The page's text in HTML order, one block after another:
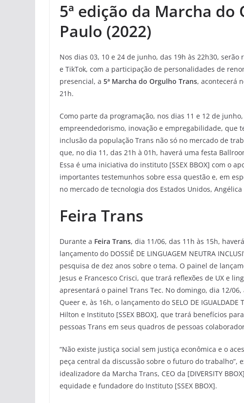
5ª edição da Marcha do
Paulo (2022)
Nos dias 03, 10 e 24 de junho, das 19h às 22h30,
e TikTok, com a participação de personalidades de
presencial, a 5ª Marcha do Orgulho Trans, acontecerá
21h.
Como parte da programação, nos dias 11 e 12 de
empreendedorismo, inovação e empregabilidade, que
inclusão da população Trans não só no mercado de
que, no dia 11, das 21h à 01h, haverá uma festa
Essa é uma iniciativa do instituto [SSEX BBOX] com o
importantes testemunhos sobre essa questão e, em
no mercado de tecnologia dos Estados Unidos, Angélica
Feira Trans
Durante a Feira Trans, dia 11/06, das 11h às 15h,
lançamento do DOSSIÊ DE LINGUAGEM NEUTRA
pesquisa de dez anos sobre o tema. O painel de
Jesus e Francesco Crisci, que trará reflexões de UX e
apresentará o painel Trans Tec. No domingo, dia 12/
Queer e, às 16h, o lançamento do SELO DE
Hilton e Instituto [SSEX BBOX], que trará benefícios
pessoas Trans em seus quadros de pessoas
“Não existe justiça social sem justiça econômica e o
peça central da discussão sobre o futuro do trabalho”,
idealizadore da Marcha Trans, CEO da [DIVERSITY
equidade e fundadore do Instituto [SSEX BBOX].